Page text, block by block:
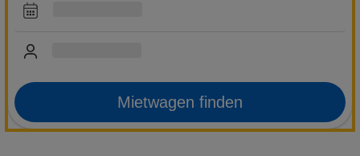
Mietwagen finden